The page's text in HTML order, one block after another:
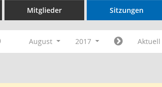
Mitglieder Sitzungen
August 2017 Aktuell